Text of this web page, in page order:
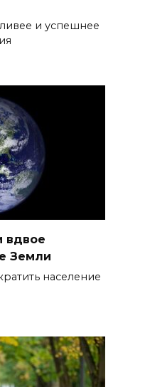
и успешнее
вдвое
Земли
население